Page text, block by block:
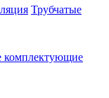
Трубчатые
комплектующие